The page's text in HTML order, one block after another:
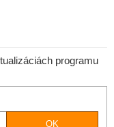
programu